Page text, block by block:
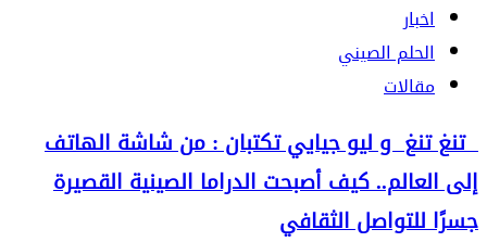
اخبار
الحلم الصيني
مقالات
تنغ تنغ و ليو جيايي تكتبان : من شاشة الهاتف
إلى العالم.. كيف أصبحت الدراما الصينية القصيرة
جسرًا للتواصل الثقافي